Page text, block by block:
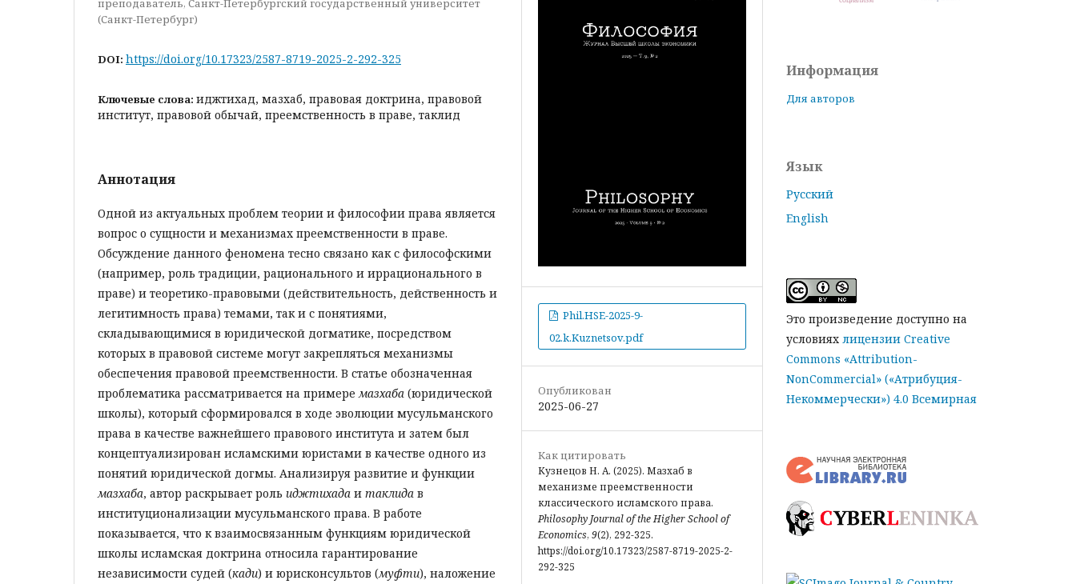
преподаватель, Санкт-Петербургский государственный университет
(Санкт-Петербург)
DOI: https://doi.org/10.17323/2587-8719-2025-2-292-325
Ключевые слова: иджтихад, мазхаб, правовая доктрина, правовой
институт, правовой обычай, преемственность в праве, таклид
Аннотация
Одной из актуальных проблем теории и философии права является
вопрос о сущности и механизмах преемственности в праве.
Обсуждение данного феномена тесно связано как с философскими
(например, роль традиции, рационального и иррационального в
праве) и теоретико-правовыми (действительность, действенность и
легитимность права) темами, так и с понятиями,
складывающимися в юридической догматике, посредством
которых в правовой системе могут закрепляться механизмы
обеспечения правовой преемственности. В статье обозначенная
проблематика рассматривается на примеремазхаба (юридической
школы), который сформировался в ходе эволюции мусульманского
права в качестве важнейшего правового института и затем был
концептуализирован исламскими юристами в качестве одного из
понятий юридической догмы. Анализируя развитие и функции
мазхаба, автор раскрывает роль иджтихада и таклида в
институционализации мусульманского права. В работе
показывается, что к взаимосвязанным функциям юридической
школы исламская доктрина относила гарантирование
независимости судей (кади) и юрисконсультов (муфти), наложение
Phil.HSE-2025-9-
02.k.Kuznetsov.pdf
Опубликован
2025-06-27
Как цитировать
Кузнецов Н. А. (2025). Мазхаб в
механизме преемственности
классического исламского права.
Philosophy Journal of the Higher School of
Economics, 9(2), 292-325.
https://doi.org/10.17323/2587-8719-2025-2-
292-325
Информация
Для авторов
Язык
Русский
English
Это произведение доступно на
условиях лицензии Creative
Commons «Attribution-
NonCommercial» («Атрибуция-
Некоммерчески») 4.0 Всемирная